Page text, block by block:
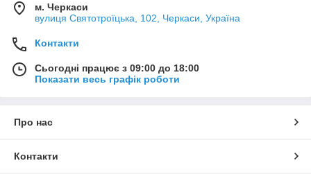
м. Черкаси
вулиця Святотроїцька, 102, Черкаси, Україна
Контакти
Сьогодні працює з 09:00 до 18:00
Показати весь графік роботи
Про нас
Контакти